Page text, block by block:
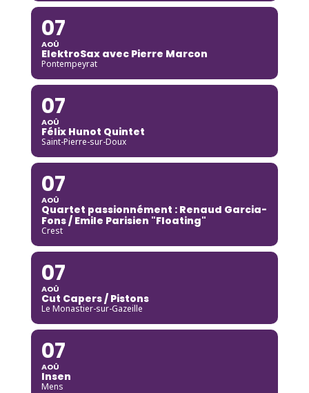
07
AOÛ
ElektroSax avec Pierre Marcon
Pontempeyrat
07
AOÛ
Félix Hunot Quintet
Saint-Pierre-sur-Doux
07
AOÛ
Quartet passionnément : Renaud Garcia-
Fons / Emile Parisien "Floating"
Crest
07
AOÛ
Cut Capers / Pistons
Le Monastier-sur-Gazeille
07
AOÛ
Insen
Mens